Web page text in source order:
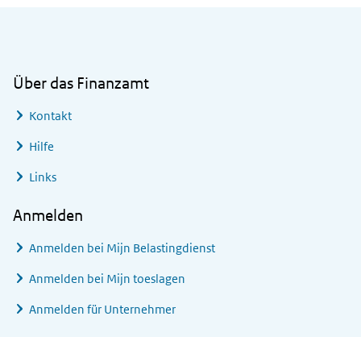
Über das Finanzamt
Kontakt
Hilfe
Links
Anmelden
Anmelden bei Mijn Belastingdienst
Anmelden bei Mijn toeslagen
Anmelden für Unternehmer